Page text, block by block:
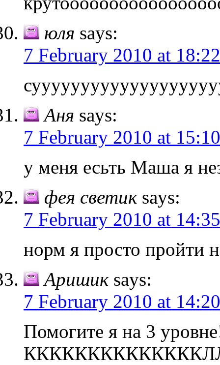
юля says:
7 February 2010 at 18:22
Аня says:
7 February 2010 at 15:10
у меня есьть Маша я
фея светик says:
7 February 2010 at 14:35
норм я просто пройти
Аришик says:
7 February 2010 at 14:20
Помогите я на 3